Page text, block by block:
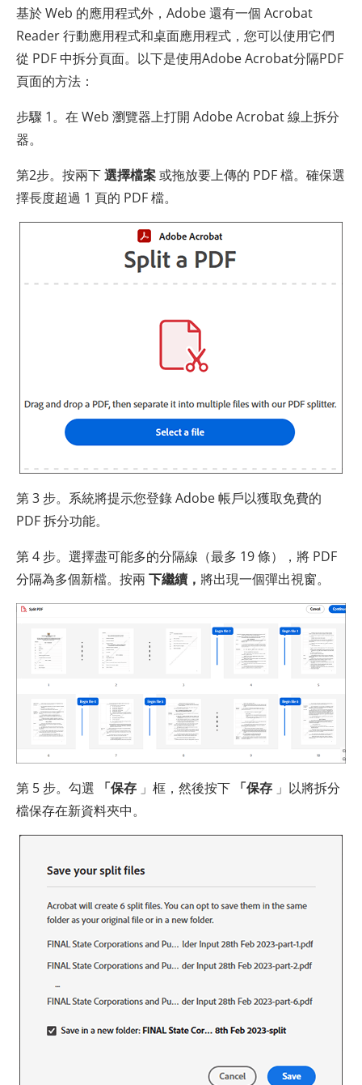
基於 Web 的應用程式外，Adobe 還有一個 Acrobat
Reader 行動應用程式和桌面應用程式，您可以使用它們
從 PDF 中拆分頁面。以下是使用Adobe Acrobat分隔PDF
頁面的方法：
步驟 1。在 Web 瀏覽器上打開 Adobe Acrobat 線上拆分
器。
第2步。按兩下選擇檔案或拖放要上傳的 PDF 檔。確保選
擇長度超過 1 頁的 PDF 檔。
第 3 步。系統將提示您登錄 Adobe 帳戶以獲取免費的
PDF 拆分功能。
第 4 步。選擇盡可能多的分隔線（最多 19 條），將 PDF
分隔為多個新檔。按兩 下繼續， 將出現一個彈出視窗。
第 5 步。勾選 「保存 」框，然後按下 「保存 」以將拆分
檔保存在新資料夾中。